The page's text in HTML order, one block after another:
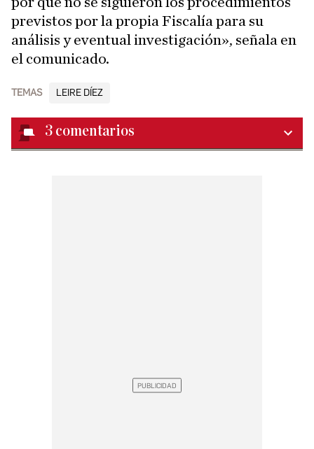
previstos por la propia Fiscalía para su
análisis y eventual investigación», señala en
el comunicado.
TEMAS LEIRE DÍEZ
3 comentarios